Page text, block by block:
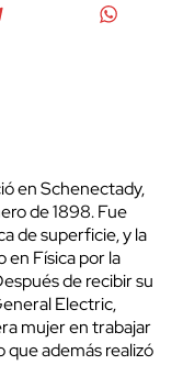
en Schenectady,
de 1898. Fue
de superficie, y la
Física por la
de recibir su
Electric,
mujer en trabajar
que además realizó